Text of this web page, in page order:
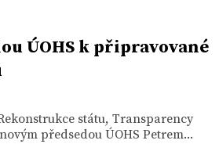
ÚOHS k připravované
státu, Transparency
předsedou ÚOHS Petrem...